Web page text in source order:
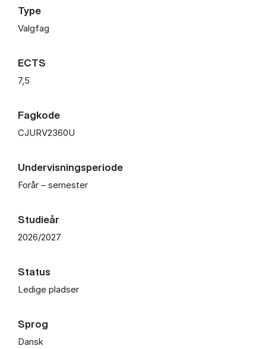
Type
Valgfag
ECTS
7,5
Fagkode
CJURV2360U
Undervisningsperiode
Forår – semester
Studieår
2026/2027
Status
Ledige pladser
Sprog
Dansk